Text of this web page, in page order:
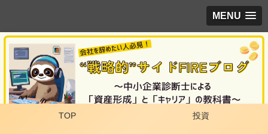
MENU
TOP 投資